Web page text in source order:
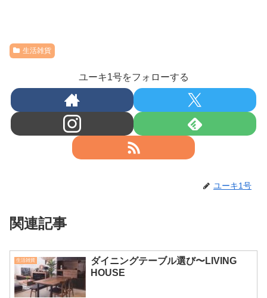
生活雑貨
ユーキ1号をフォローする
ユーキ1号
関連記事
生活雑貨
ダイニングテーブル選び〜LIVING
HOUSE